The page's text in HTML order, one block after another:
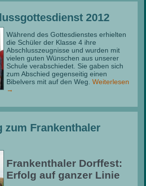
2012
Während des Gottesdienstes erhielten
die Schüler der Klasse 4 ihre
Abschlusszeugnisse und wurden mit
vielen guten Wünschen aus unserer
Schule verabschiedet. Sie gaben sich
zum Abschied gegenseitig einen
Bibelvers mit auf den Weg.Weiterlesen
→
zum Frankenthaler
Frankenthaler Dorffest:
Erfolg auf ganzer Linie